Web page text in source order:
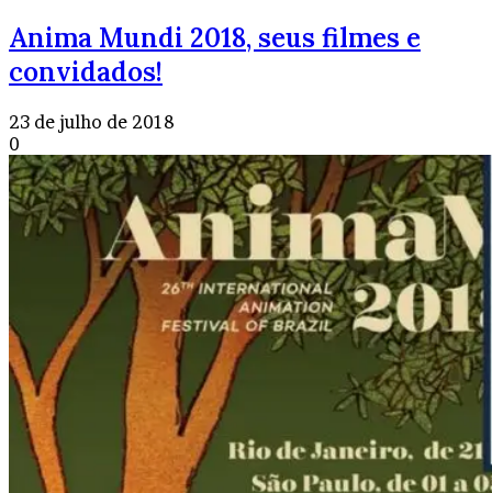
Anima Mundi 2018, seus filmes e
convidados!
23 de julho de 2018
0